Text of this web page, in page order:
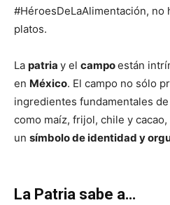
#HéroesDeLaAlimentación, no
platos.
La patria y el campoestán
en México. El campo no sólo
ingredientes fundamentales
como maíz, frijol, chile y
un símbolo de identidad y
La Patria sabe a…